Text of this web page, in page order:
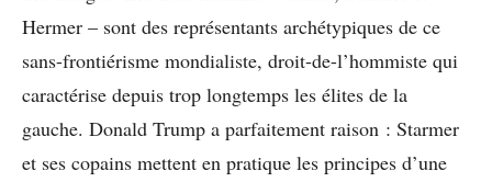
Hermer – sont des représentants archétypiques de ce
sans-frontiérisme mondialiste, droit-de-l’hommiste qui
caractérise depuis trop longtemps les élites de la
gauche. Donald Trump a parfaitement raison : Starmer
et ses copains mettent en pratique les principes d’une